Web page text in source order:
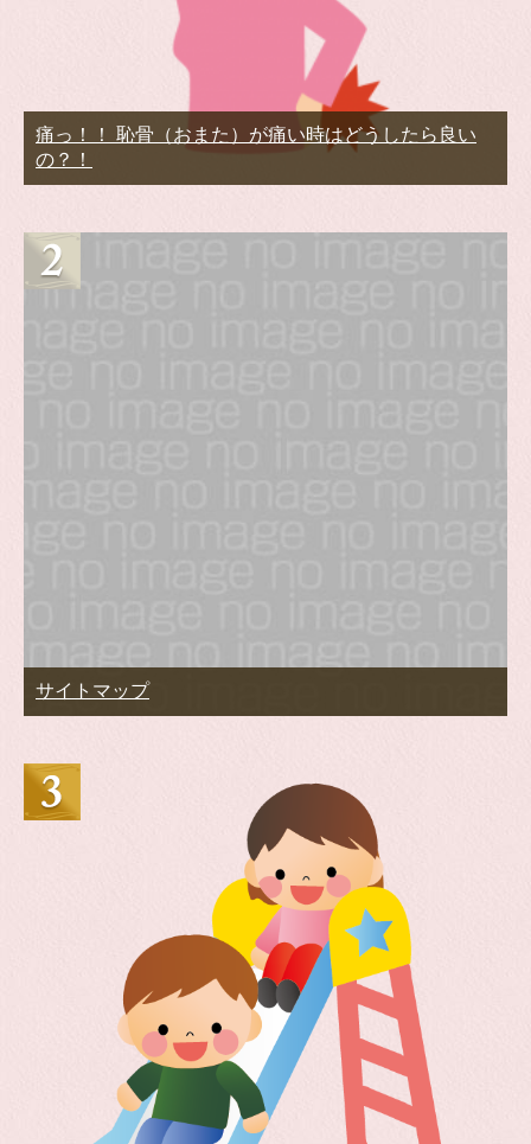
痛っ！！ 恥骨（おまた）が痛い時はどうしたら良い
の？！
サイトマップ